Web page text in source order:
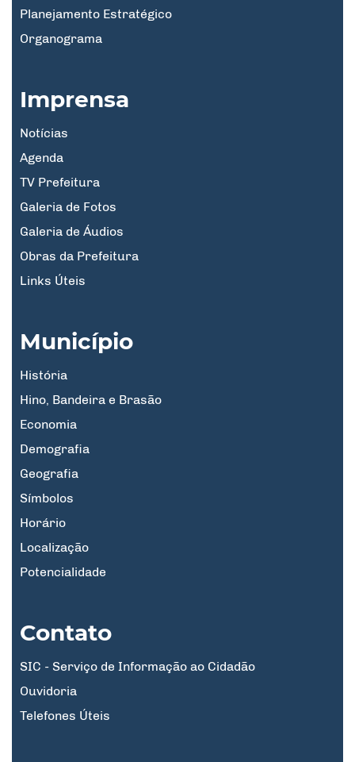
Planejamento Estratégico
Organograma
Imprensa
Notícias
Agenda
TV Prefeitura
Galeria de Fotos
Galeria de Áudios
Obras da Prefeitura
Links Úteis
Município
História
Hino, Bandeira e Brasão
Economia
Demografia
Geografia
Símbolos
Horário
Localização
Potencialidade
Contato
SIC - Serviço de Informação ao Cidadão
Ouvidoria
Telefones Úteis